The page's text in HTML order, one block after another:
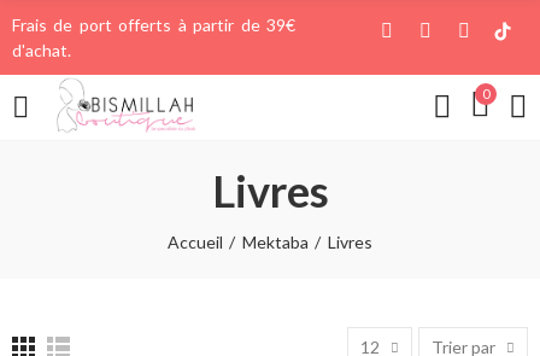
Frais de port offerts à partir de 39€
d'achat.
0
Livres
Accueil Mektaba Livres
12 Trier par